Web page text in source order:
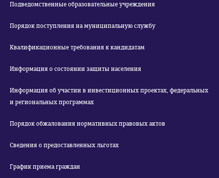
Подведомственные образовательные учреждения
Порядок поступления на муниципальную службу
Квалификационные требования к кандидатам
Информация о состоянии защиты населения
Информация об участии в инвестиционных проектах, федеральных
и региональных программах
Порядок обжалования нормативных правовых актов
Сведения о предоставленных льготах
График приема граждан